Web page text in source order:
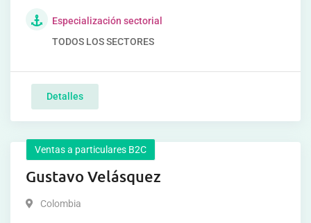
Especialización sectorial
TODOS LOS SECTORES
Detalles
Ventas a particulares B2C
Gustavo Velásquez
Colombia